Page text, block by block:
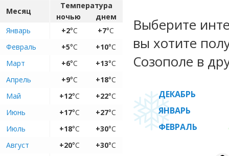
Месяц
Температура
ночью
днем
Январь
+2°C +7°C
Февраль
+5°C +10°C
Март
+6°C +13°C
Апрель
+9°C +18°C
Май
+12°C +22°C
Июнь
+17°C +27°C
Июль
+18°C +30°C
Август
+20°C +30°C
Выберите
вы хотите
Созополе в
ДЕКАБРЬ
ЯНВАРЬ
ФЕВРАЛЬ